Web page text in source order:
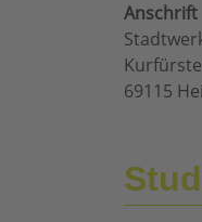
Anschrift
69115